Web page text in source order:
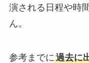
演される日程や時
ん。
参考までに過去に